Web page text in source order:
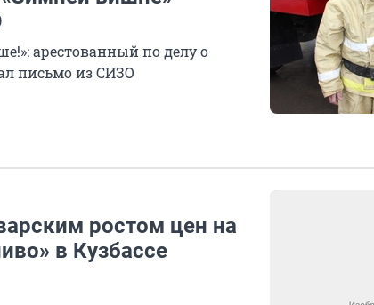
арестованный по делу о
письмо из СИЗО
ростом цен на
в Кузбассе